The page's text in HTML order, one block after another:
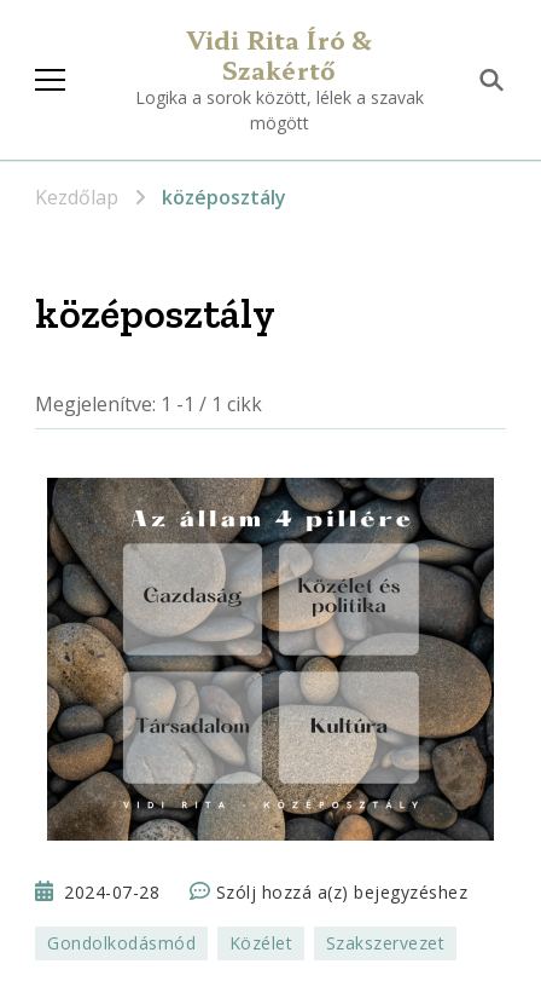
Vidi Rita Író &
Szakértő
Logika a sorok között, lélek a szavak
mögött
Kezdőlap középosztály
középosztály
Megjelenítve: 1 -1 / 1 cikk
2024-07-28 Szólj hozzá a(z)Rendszerváltás
fejekben:
bejegyzéshez
Gondolkodásmód Közélet Szakszervezet